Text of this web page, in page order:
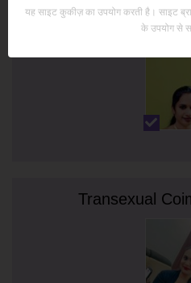
Transexual
यह साइट कुकीज़ का उपयोग करती है। साइट
के उपयोग से